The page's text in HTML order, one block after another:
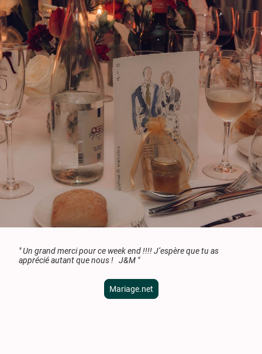
" Un grand merci pour ce week end !!!! J’espère que tu as
apprécié autant que nous ! J&M "
Mariage.net